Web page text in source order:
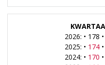
2026: • 178
2025: • 174•
2024: • 170 •